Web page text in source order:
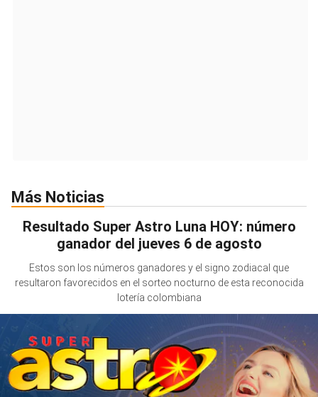
Más Noticias
Resultado Super Astro Luna HOY: número
ganador del jueves 6 de agosto
Estos son los números ganadores y el signo zodiacal que
resultaron favorecidos en el sorteo nocturno de esta reconocida
lotería colombiana